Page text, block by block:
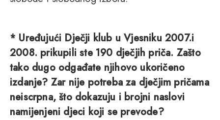
* Uređujući Dječji klub u Vjesniku 2007.i
2008. prikupili ste 190 dječjih priča. Zašto
tako dugo odgađate njihovo ukoričeno
izdanje? Zar nije potreba za dječjim pričama
neiscrpna, što dokazuju i brojni naslovi
namijenjeni djeci koji se prevode?